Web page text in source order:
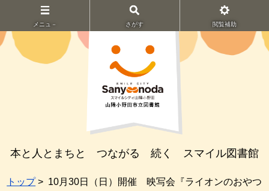
メニュ－ さがす 閲覧補助
本と人とまちと つながる 続く スマイル図書館
トップ> 10月30日（日）開催 映写会『ライオンのおやつ